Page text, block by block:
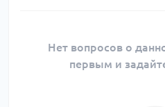
Нет вопросов о
первым и